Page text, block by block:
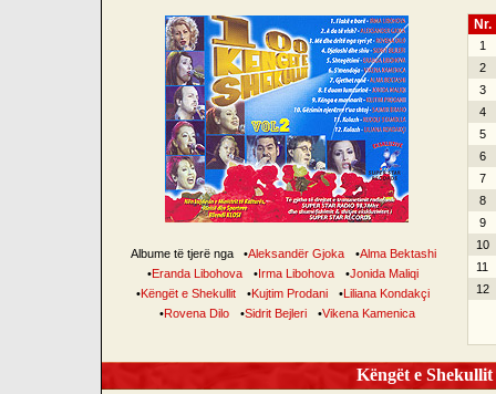
Albume të tjerë nga •Aleksandër Gjoka •Alma Bektashi
•Eranda Libohova •Irma Libohova •Jonida Maliqi
•Këngët e Shekullit •Kujtim Prodani •Liliana Kondakçi
•Rovena Dilo •Sidrit Bejleri •Vikena Kamenica
Nr.
1
2
3
4
5
6
7
8
9
10
11
12
Këngët e